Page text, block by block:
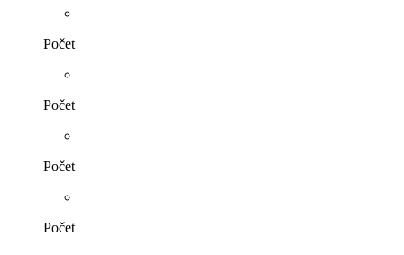
Počet
Počet
Počet
Počet